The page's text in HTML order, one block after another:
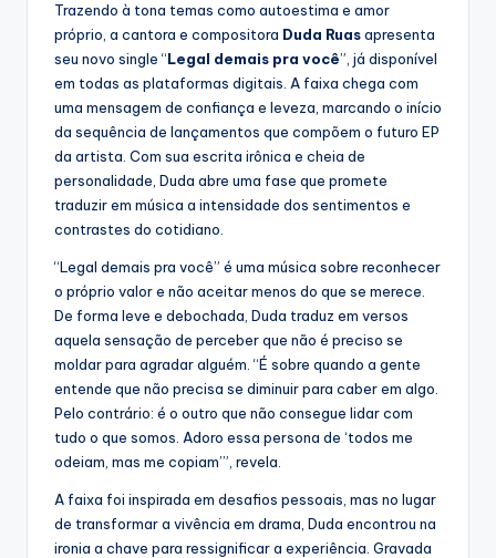
Trazendo à tona temas como autoestima e amor
próprio, a cantora e compositora Duda Ruasapresenta
seu novo single “Legal demais pra você”, já disponível
em todas as plataformas digitais. A faixa chega com
uma mensagem de confiança e leveza, marcando o início
da sequência de lançamentos que compõem o futuro EP
da artista. Com sua escrita irônica e cheia de
personalidade, Duda abre uma fase que promete
traduzir em música a intensidade dos sentimentos e
contrastes do cotidiano.
“Legal demais pra você” é uma música sobre reconhecer
o próprio valor e não aceitar menos do que se merece.
De forma leve e debochada, Duda traduz em versos
aquela sensação de perceber que não é preciso se
moldar para agradar alguém. “É sobre quando a gente
entende que não precisa se diminuir para caber em algo.
Pelo contrário: é o outro que não consegue lidar com
tudo o que somos. Adoro essa persona de ‘todos me
odeiam, mas me copiam’”, revela.
A faixa foi inspirada em desafios pessoais, mas no lugar
de transformar a vivência em drama, Duda encontrou na
ironia a chave para ressignificar a experiência. Gravada